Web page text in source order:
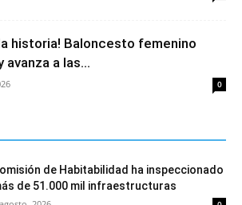
historia! Baloncesto femenino
a las...
0
de Habitabilidad ha inspeccionado
de 51.000 mil infraestructuras